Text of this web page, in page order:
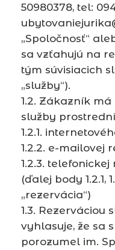
50980378, tel:
„Spoločnosť“
sa vzťahujú na
tým súvisiacich
„služby“).
1.2. Zákazník
služby
1.2.1.
1.2.2. e-mailovej
1.2.3.
(ďalej body 1.2.1,
„rezervácia“)
1.3. Rezerváciou
vyhlasuje, že sa
porozumel im.